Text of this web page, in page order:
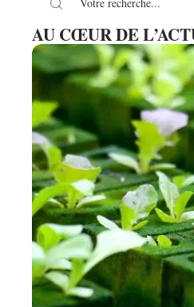
AU CŒUR DE